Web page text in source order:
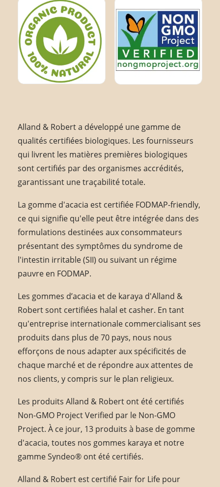
Alland & Robert a développé une gamme de
qualités certifiées biologiques. Les fournisseurs
qui livrent les matières premières biologiques
sont certifiés par des organismes accrédités,
garantissant une traçabilité totale.
La gomme d'acacia est certifiée FODMAP-friendly,
ce qui signifie qu'elle peut être intégrée dans des
formulations destinées aux consommateurs
présentant des symptômes du syndrome de
l'intestin irritable (SII) ou suivant un régime
pauvre en FODMAP.
Les gommes d’acacia et de karaya d'Alland &
Robert sont certifiées halal et casher. En tant
qu'entreprise internationale commercialisant ses
produits dans plus de 70 pays, nous nous
efforçons de nous adapter aux spécificités de
chaque marché et de répondre aux attentes de
nos clients, y compris sur le plan religieux.
Les produits Alland & Robert ont été certifiés
Non-GMO Project Verified par le Non-GMO
Project. À ce jour, 13 produits à base de gomme
d'acacia, toutes nos gommes karaya et notre
gamme Syndeo® ont été certifiés.
Alland & Robert est certifié Fair for Life pour